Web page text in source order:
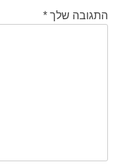
התגובה שלך*